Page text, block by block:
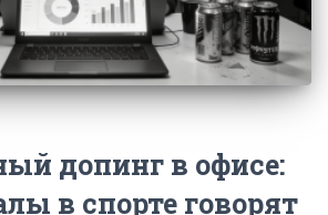
допинг в офисе:
в спорте говорят